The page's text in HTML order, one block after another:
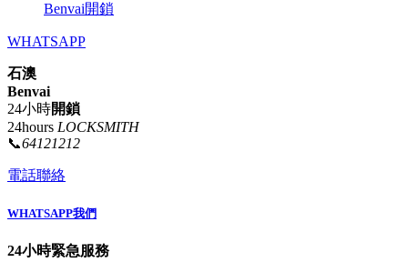
Benvai開鎖
WHATSAPP
石澳
Benvai
24小時開鎖
24hours LOCKSMITH
📞64121212
電話聯絡
WHATSAPP我們
24小時緊急服務